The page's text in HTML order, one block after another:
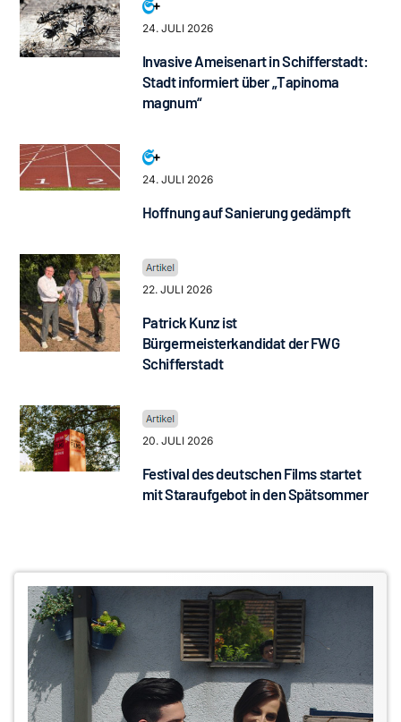
24. JULI 2026
Invasive Ameisenart in Schifferstadt:
Stadt informiert über „Tapinoma
magnum“
24. JULI 2026
Hoffnung auf Sanierung gedämpft
22. JULI 2026
Patrick Kunz ist
Bürgermeisterkandidat der FWG
Schifferstadt
20. JULI 2026
Festival des deutschen Films startet
mit Staraufgebot in den Spätsommer